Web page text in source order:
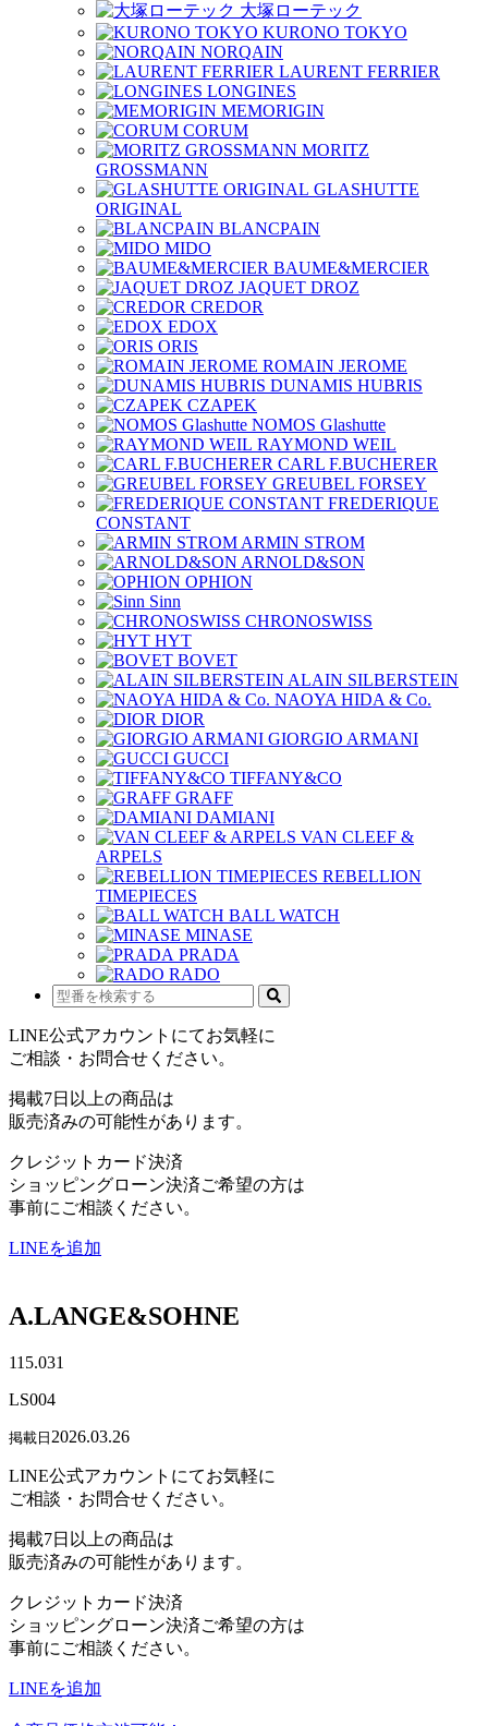
大塚ローテック
KURONO TOKYO
NORQAIN
LAURENT FERRIER
LONGINES
MEMORIGIN
CORUM
MORITZ
GROSSMANN
GLASHUTTE
ORIGINAL
BLANCPAIN
MIDO
BAUME&MERCIER
JAQUET DROZ
CREDOR
EDOX
ORIS
ROMAIN JEROME
DUNAMIS HUBRIS
CZAPEK
NOMOS Glashutte
RAYMOND WEIL
CARL F.BUCHERER
GREUBEL FORSEY
FREDERIQUE
CONSTANT
ARMIN STROM
ARNOLD&SON
OPHION
Sinn
CHRONOSWISS
HYT
BOVET
ALAIN SILBERSTEIN
NAOYA HIDA & Co.
DIOR
GIORGIO ARMANI
GUCCI
TIFFANY&CO
GRAFF
DAMIANI
VAN CLEEF &
ARPELS
REBELLION
TIMEPIECES
BALL WATCH
MINASE
PRADA
RADO
LINE公式アカウントにてお気軽に
ご相談・お問合せください。
掲載7日以上の商品は
販売済みの可能性があります。
クレジットカード決済
ショッピングローン決済ご希望の方は
事前にご相談ください。
LINEを追加
A.LANGE&SOHNE
115.031
LS004
掲載日 2026.03.26
LINE公式アカウントにてお気軽に
ご相談・お問合せください。
掲載7日以上の商品は
販売済みの可能性があります。
クレジットカード決済
ショッピングローン決済ご希望の方は
事前にご相談ください。
LINEを追加